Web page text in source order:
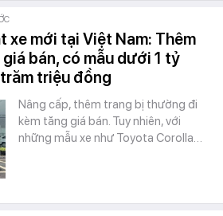
xe mới tại Việt Nam: Thêm
bán, có mẫu dưới 1 tỷ
triệu đồng
Nâng cấp, thêm trang bị thường đi
kèm tăng giá bán. Tuy nhiên, với
những mẫu xe như Toyota Corolla…